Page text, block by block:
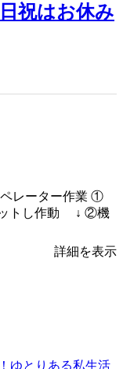
祝はお休み
レーター作業 ①
ットし作動 ↓ ②機
詳細を表示